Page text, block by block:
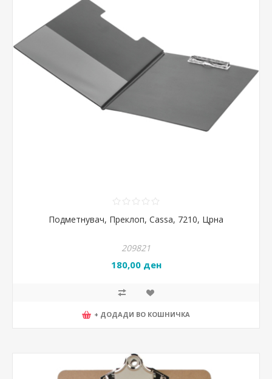
Подметнувач, Преклоп, Cassa, 7210, Црна
209821
180,00 ден
+ ДОДАДИ ВО КОШНИЧКА